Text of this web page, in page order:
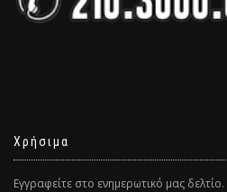
Χρήσιμα
Εγγραφείτε στο ενημερωτικό μας δελτίο.